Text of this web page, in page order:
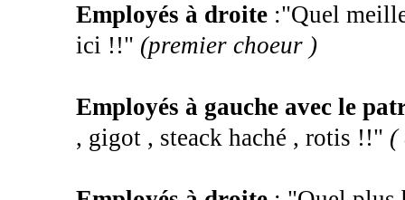
Employés à droite :"Quel
ici !!" (premier choeur )
Employés à gauche avec le
, gigot , steack haché , rotis !!" (